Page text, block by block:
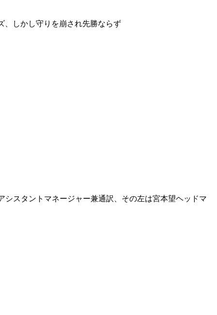
、しかし守りを崩され先勝ならず
スタントマネージャー兼通訳、その左は宮本望ヘッドマ